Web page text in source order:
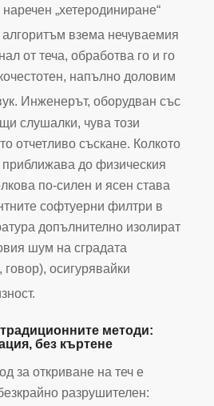
„хетеродиниране“
алгоритъм взема нечуваемия
от теча, обработва го и го
напълно доловим
Инженерът, оборудван със
слушалки, чува този
отчетливо съскане. Колкото
приближава до физическия
по-силен и ясен става
софтуерни филтри в
допълнително изолират
шум на сградата
осигурявайки
методи:
без къртене
за откриване на теч е
разрушителен: